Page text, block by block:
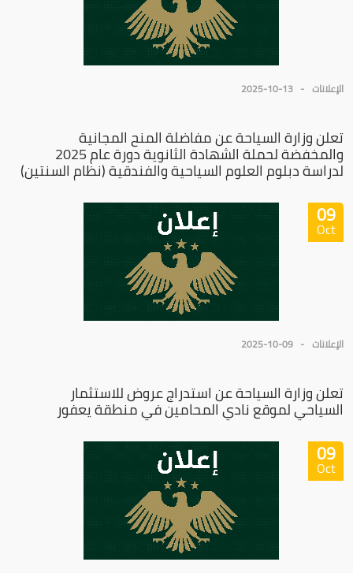
الإعلانات 2025-10-13
تعلن وزارة السياحة عن مفاضلة المنح المجانية
والمخفضة لحملة الشهادة الثانوية دورة عام 2025
لدراسة دبلوم العلوم السياحية والفندقية (نظام السنتين)
09
Oct
الإعلانات 2025-10-09
تعلن وزارة السياحة عن استدراج عروض للاستثمار
السياحي لموقع نادي المحامين في منطقة يعفور
09
Oct